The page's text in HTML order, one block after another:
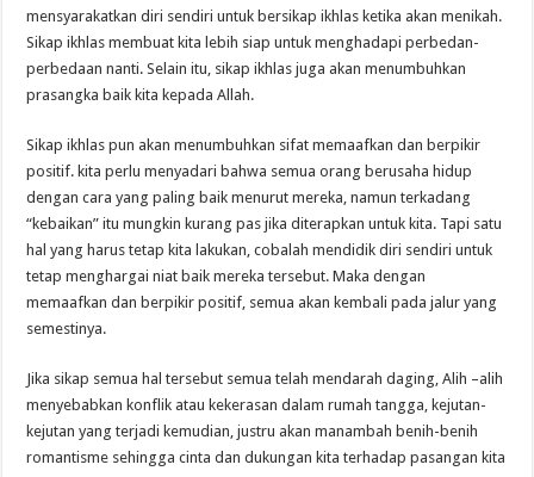
mensyarakatkan diri sendiri untuk bersikap ikhlas ketika akan menikah.
Sikap ikhlas membuat kita lebih siap untuk menghadapi perbedan-
perbedaan nanti. Selain itu, sikap ikhlas juga akan menumbuhkan
prasangka baik kita kepada Allah.
Sikap ikhlas pun akan menumbuhkan sifat memaafkan dan berpikir
positif. kita perlu menyadari bahwa semua orang berusaha hidup
dengan cara yang paling baik menurut mereka, namun terkadang
“kebaikan” itu mungkin kurang pas jika diterapkan untuk kita. Tapi satu
hal yang harus tetap kita lakukan, cobalah mendidik diri sendiri untuk
tetap menghargai niat baik mereka tersebut. Maka dengan
memaafkan dan berpikir positif, semua akan kembali pada jalur yang
semestinya.
Jika sikap semua hal tersebut semua telah mendarah daging, Alih –alih
menyebabkan konflik atau kekerasan dalam rumah tangga, kejutan-
kejutan yang terjadi kemudian, justru akan manambah benih-benih
romantisme sehingga cinta dan dukungan kita terhadap pasangan kita